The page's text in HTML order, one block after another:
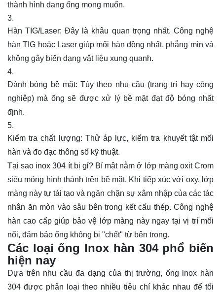
thành hình dạng ống mong muốn.
Hàn TIG/Laser: Đây là khâu quan trọng nhất. Công nghệ
hàn TIG hoặc Laser giúp mối hàn đồng nhất, phẳng mịn và
không gây biến dạng vật liệu xung quanh.
Đánh bóng bề mặt: Tùy theo nhu cầu (trang trí hay công
nghiệp) mà ống sẽ được xử lý bề mặt đạt độ bóng nhất
định.
Kiểm tra chất lượng: Thử áp lực, kiểm tra khuyết tật mối
hàn và đo đạc thông số kỹ thuật.
Tại sao inox 304 ít bị gỉ? Bí mật nằm ở lớp màng oxit Crom
siêu mỏng hình thành trên bề mặt. Khi tiếp xúc với oxy, lớp
màng này tự tái tạo và ngăn chặn sự xâm nhập của các tác
nhân ăn mòn vào sâu bên trong kết cấu thép. Công nghệ
hàn cao cấp giúp bảo vệ lớp màng này ngay tại vị trí mối
nối, đảm bảo ống không bị "chết" từ bên trong.
Các loại ống lnox hàn 304 phổ biến
hiện nay
Dựa trên nhu cầu đa dạng của thị trường, ống lnox hàn
304 được phân loại theo nhiều tiêu chí khác nhau để tối